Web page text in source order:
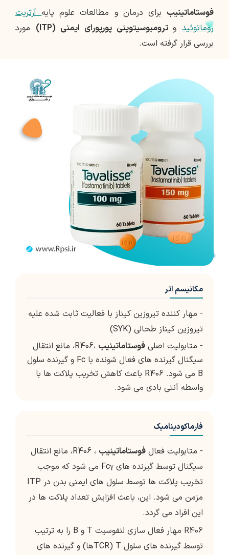
فوستاماتینیب برای درمان و مطالعات علوم پایهآرتریت
روماتوئید و ترومبوسیتوپنی پورپورای ایمنی (ITP)
مورد
بررسی قرار گرفته است.
مکانیسم اثر
- مهار کننده تیروزین کیناز با فعالیت ثابت شده علیه
تیروزین کیناز طحالی (SYK)
- متابولیت اصلی فوستاماتینیب
،R406، مانع انتقال
سیگنال گیرنده های فعال شونده با Fc و گیرنده سلول
B می شود. R406 باعث کاهش تخریب پلاکت ها با
واسطه آنتی بادی می شود.
فارماکودینامیک
- متابولیت فعال فوستاماتینیب
، R406، مانع انتقال
سیگنال توسط گیرنده های Fcγ می شود که موجب
تخریب پلاکت ها توسط سلول های ایمنی بدن در ITP
مزمن می شود. این، باعث افزایش تعداد پلاکت ها در
این افراد می گردد.
R406 مهار فعال سازی لنفوسیت T و B را به ترتیب
توسط گیرنده های سلول T (TCRها) و گیرنده های